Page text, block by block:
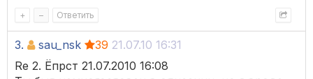
+ – Ответить
3. sau_nsk 39 21.07.10 16:31
Re 2. Ёпрст 21.07.2010 16:08